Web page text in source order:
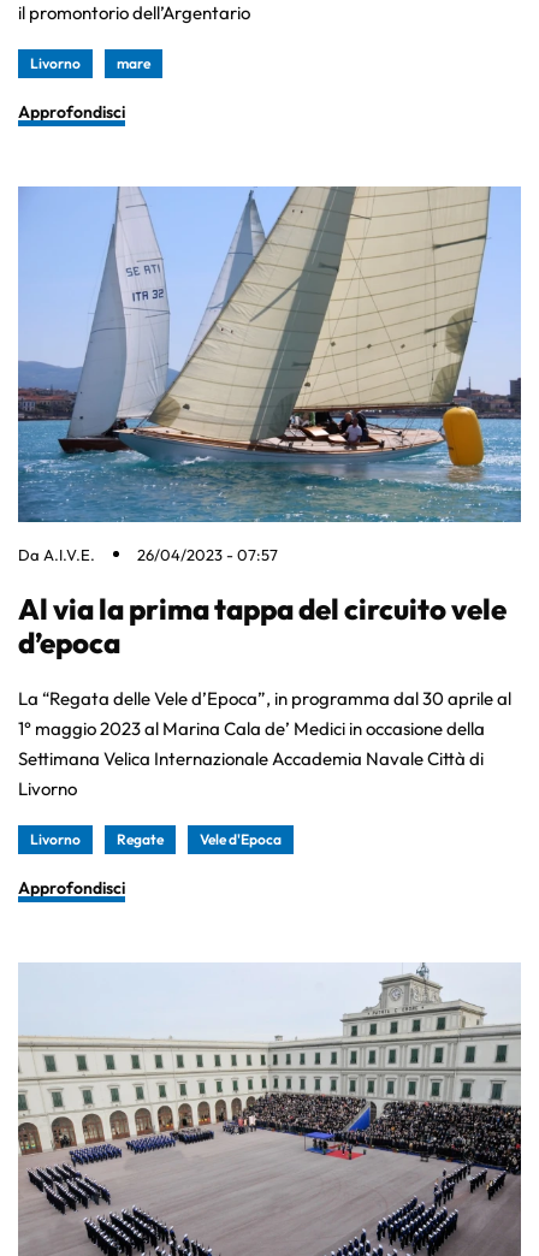
il promontorio dell’Argentario
Livorno mare
Approfondisci
Da A.I.V.E. 26/04/2023 - 07:57
Al via la prima tappa del circuito vele
d’epoca
La “Regata delle Vele d’Epoca”, in programma dal 30 aprile al
1° maggio 2023 al Marina Cala de’ Medici in occasione della
Settimana Velica Internazionale Accademia Navale Città di
Livorno
Livorno Regate Vele d'Epoca
Approfondisci